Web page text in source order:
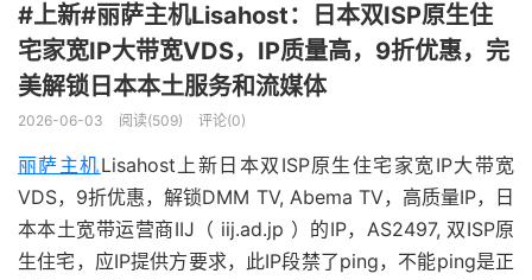
#上新#丽萨主机Lisahost：日本双ISP原生住
宅家宽IP大带宽VDS，IP质量高，9折优惠，完
美解锁日本本土服务和流媒体
2026-06-03 阅读(509) 评论(0)
丽萨主机Lisahost上新日本双ISP原生住宅家宽IP大带宽
VDS，9折优惠，解锁DMM TV, Abema TV，高质量IP，日
本本土宽带运营商IIJ（ iij.ad.jp ）的IP，AS2497, 双ISP原
生住宅，应IP提供方要求，此IP段禁了ping，不能ping是正